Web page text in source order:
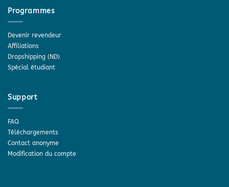
Programmes
Devenir revendeur
Affiliations
Dropshipping (ND)
Spécial étudiant
Support
FAQ
Téléchargements
Contact anonyme
Modification du compte